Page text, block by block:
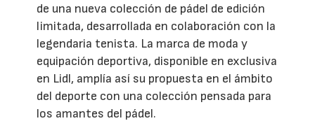
de una nueva colección de pádel de edición
limitada, desarrollada en colaboración con la
legendaria tenista. La marca de moda y
equipación deportiva, disponible en exclusiva
en Lidl, amplía así su propuesta en el ámbito
del deporte con una colección pensada para
los amantes del pádel.